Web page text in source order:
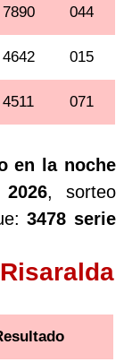
7890 044
4642 015
4511 071
en la noche
, sorteo
3478 serie